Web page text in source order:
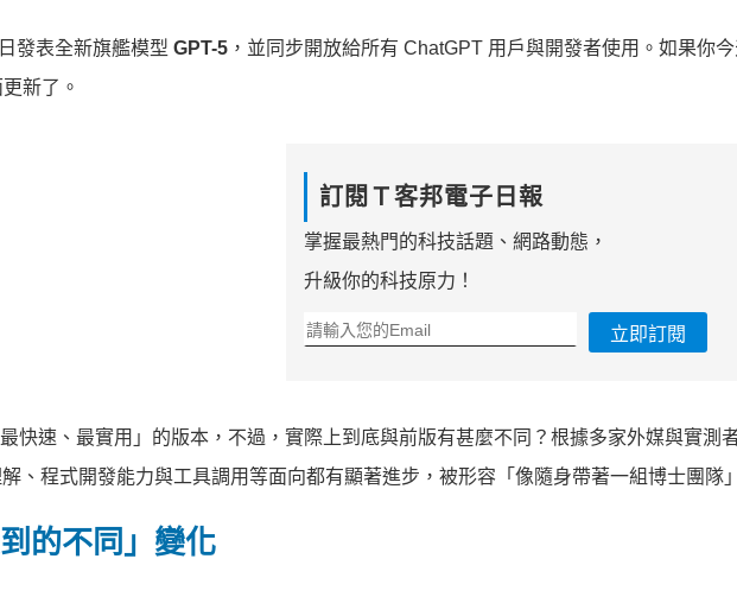
發表全新旗艦模型 GPT-5 ，並同步開放給所有 ChatGPT 用戶與開發者使用。如果你
新了。
訂閱Ｔ客邦電子日報
掌握最熱門的科技話題、網路動態，
升級你的科技原力！
立即訂閱
快速、最實用」的版本，不過，實際上到底與前版有甚麼不同？根據多家外媒與實測
、程式開發能力與工具調用等面向都有顯著進步，被形容「像隨身帶著一組博士團隊
的不同」變化